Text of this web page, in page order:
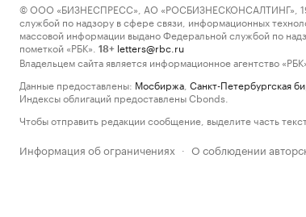
© ООО «БИЗНЕСПРЕСС», АО «РОСБИЗНЕСКОНСАЛТИНГ»,
службой по надзору в сфере связи, информационных
массовой информации выдано Федеральной службой по
пометкой «РБК».
18+ letters@rbc.ru
Владельцем сайта является информационное агентство
Данные предоставлены: Мосбиржа Санкт-Петербургская
Индексы облигаций предоставлены Cbonds.
Чтобы отправить редакции сообщение, выделите часть
Информация об ограничениях · О соблюдении